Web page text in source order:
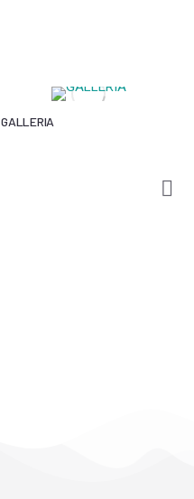
GALLERIA